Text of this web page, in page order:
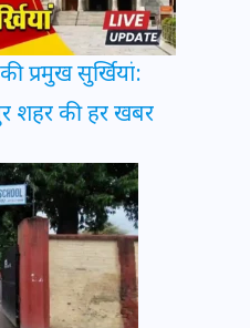
प्रमुख सुर्खियां:
शहर की हर खबर